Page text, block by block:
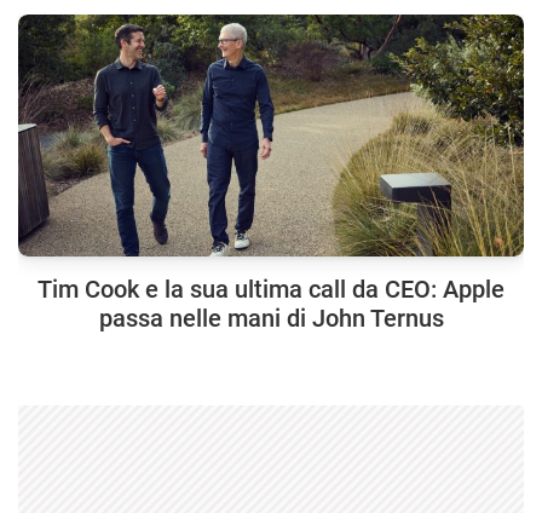
Tim Cook e la sua ultima call da CEO: Apple
passa nelle mani di John Ternus